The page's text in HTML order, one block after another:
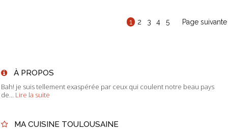
1 2 3 4 5 Page suivante
À PROPOS
Bah! je suis tellement exaspérée par ceux qui coulent notre beau pays
de...
Lire la suite
MA CUISINE TOULOUSAINE